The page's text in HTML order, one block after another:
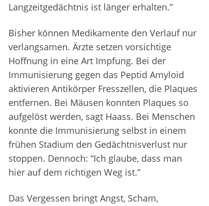
Langzeitgedächtnis ist länger erhalten.”
Bisher können Medikamente den Verlauf nur
verlangsamen. Ärzte setzen vorsichtige
Hoffnung in eine Art Impfung. Bei der
Immunisierung gegen das Peptid Amyloid
aktivieren Antikörper Fresszellen, die Plaques
entfernen. Bei Mäusen konnten Plaques so
aufgelöst werden, sagt Haass. Bei Menschen
konnte die Immunisierung selbst in einem
frühen Stadium den Gedächtnisverlust nur
stoppen. Dennoch: “Ich glaube, dass man
hier auf dem richtigen Weg ist.”
Das Vergessen bringt Angst, Scham,